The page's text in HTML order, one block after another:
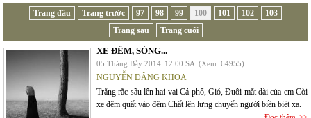
Trang đầu Trang trước 97 98 99 100 101 102
103
Trang sau
Trang cuối
XE ĐÊM, SÓNG...
05 Tháng Bảy 2014 12:00 SA (Xem: 64955)
NGUYỄN ĐĂNG KHOA
Trăng rắc sầu lên hai vai Cả phố, Gió, Đuôi mắt dài của em Còi
xe đêm quất vào đêm Chất lên lưng chuyến người biền biệt xa.